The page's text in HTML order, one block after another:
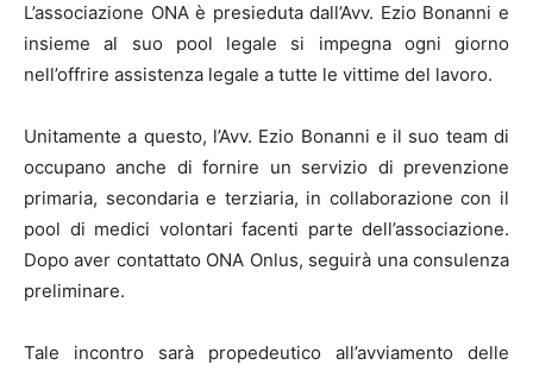
L’associazione ONA è presieduta dall’Avv. Ezio Bonanni e
insieme al suo pool legale si impegna ogni giorno
nell’offrire assistenza legale a tutte le vittime del lavoro.
Unitamente a questo, l’Avv. Ezio Bonanni e il suo team di
occupano anche di fornire un servizio di prevenzione
primaria, secondaria e terziaria, in collaborazione con il
pool di medici volontari facenti parte dell’associazione.
Dopo aver contattato ONA Onlus, seguirà una consulenza
preliminare.
Tale incontro sarà propedeutico all’avviamento delle